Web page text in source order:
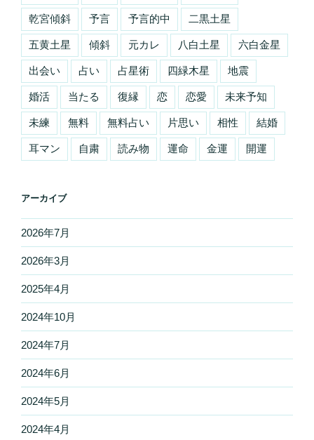
乾宮傾斜 予言 予言的中 二黒土星
五黄土星 傾斜 元カレ 八白土星 六白金星
出会い 占い 占星術 四緑木星 地震
婚活 当たる 復縁 恋 恋愛 未来予知
未練 無料 無料占い 片思い 相性 結婚
耳マン 自粛 読み物 運命 金運 開運
アーカイブ
2026年7月
2026年3月
2025年4月
2024年10月
2024年7月
2024年6月
2024年5月
2024年4月